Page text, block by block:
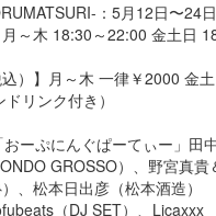
：5月12日〜24日
月～木 18:30～22:00 金土日
込）】月～木 一律￥2000 金
ドリンク付き）
ーぷにんぐぱーてぃー」田
GROSSO）、野宮真
、松本日出彦（松本酒造）
（DJ SET）、Licaxxx